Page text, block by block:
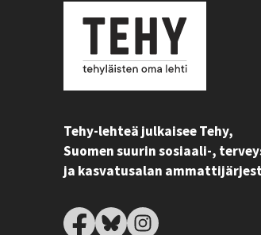
Tehy-lehteä julkaisee Tehy,
Suomen suurin sosiaali-,
ja kasvatusalan